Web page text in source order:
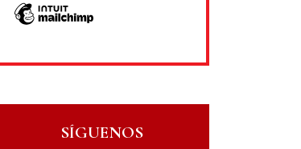
SÍGUENOS